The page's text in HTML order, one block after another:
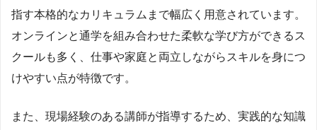
指す本格的なカリキュラムまで幅広く用意されています。
オンラインと通学を組み合わせた柔軟な学び方ができるス
クールも多く、仕事や家庭と両立しながらスキルを身につ
けやすい点が特徴です。
また、現場経験のある講師が指導するため、実践的な知識